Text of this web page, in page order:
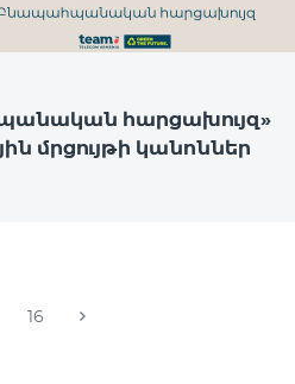
հարցախույզ»
մրցույթի կանոններ
16